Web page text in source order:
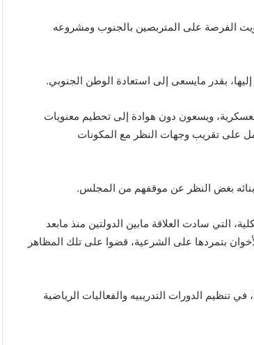
الفرصة على المتربصين بالجنوب ومشروعه
بقدر مايسعى إلى استعادة الوطن الجنوبي.
ويسعون دون هوادة إلى تحطيم معنويات
على تقريب وجهات النظر مع المكونات
بغض النظر عن موقفهم من المجلس.
التي سادت العلاقة مابين الدولتين منذ مابعد
بتمردها على الشرعية، قضوا على تلك المظاهر
تنظيم الدورات التدريبيه والفعاليات الرياضية